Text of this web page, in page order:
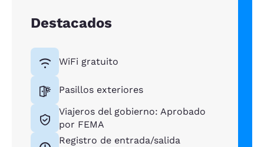
Destacados
WiFi gratuito
Pasillos exteriores
Viajeros del gobierno: Aprobado
por FEMA
Registro de entrada/salida